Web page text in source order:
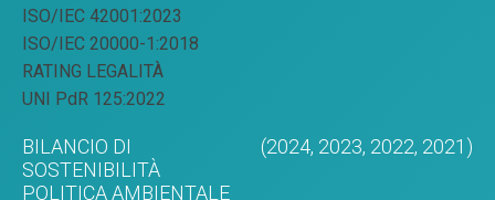
ISO/IEC 42001:2023
ISO/IEC 20000-1:2018
RATING LEGALITÀ
UNI PdR 125:2022
BILANCIO DI
SOSTENIBILITÀ
(2024, 2023, 2022, 2021)
POLITICA AMBIENTALE